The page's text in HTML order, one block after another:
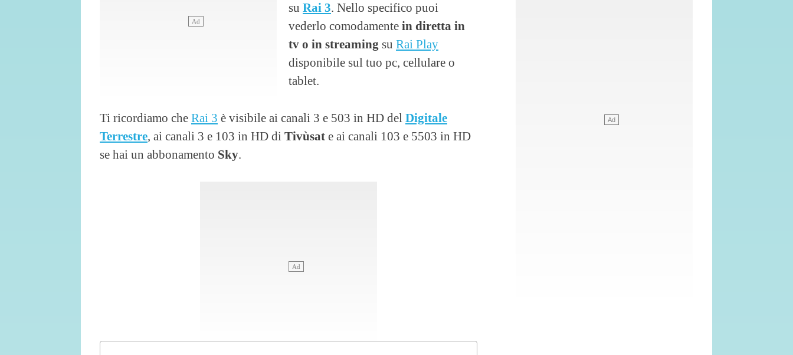
su Rai 3. Nello specifico puoi
vederlo comodamente in diretta in
tv o in streaming su Rai Play
disponibile sul tuo pc, cellulare o
tablet.
Ti ricordiamo che Rai 3 è visibile ai canali 3 e 503 in HD del Digitale
Terrestre, ai canali 3 e 103 in HD di Tivùsat e ai canali 103 e 5503 in HD
se hai un abbonamento Sky.